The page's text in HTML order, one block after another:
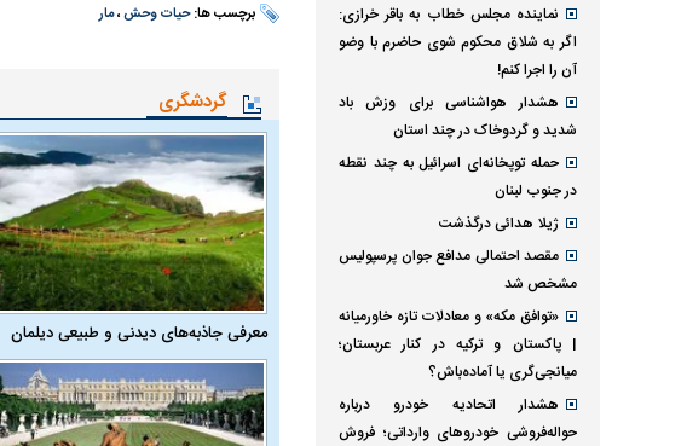
برچسب ها:حیات وحش،مار
گردشگری
معرفی جاذبه‌های دیدنی و طبیعی دیلمان
نماینده مجلس خطاب به باقر خرازی:
اگر به شلاق محکوم شوی حاضرم با وضو
آن را اجرا کنم!
هشدار هواشناسی برای وزش باد
شدید و گردوخاک در چند استان
حمله توپخانه‌ای اسرائیل به چند نقطه
در جنوب لبنان
ژیلا هدائی درگذشت
مقصد احتمالی مدافع جوان پرسپولیس
مشخص شد
«توافق مکه» و معادلات تازه خاورمیانه
| پاکستان و ترکیه در کنار عربستان؛
میانجی‌گری یا آماده‌باش؟
هشدار اتحادیه خودرو درباره
حواله‌فروشی خودروهای وارداتی‌؛ فروش